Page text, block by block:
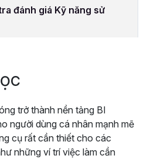
đánh giá Kỹ năng sử
trở thành nền tảng BI
người dùng cá nhân mạnh mẽ
cụ rất cần thiết cho các
những ví trí việc làm cần